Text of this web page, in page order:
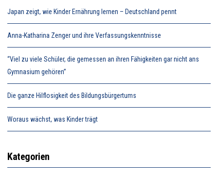
Japan zeigt, wie Kinder Ernährung lernen – Deutschland pennt
Anna-Katharina Zenger und ihre Verfassungskenntnisse
“Viel zu viele Schüler, die gemessen an ihren Fähigkeiten gar nicht ans
Gymnasium gehören”
Die ganze Hilflosigkeit des Bildungsbürgertums
Woraus wächst, was Kinder trägt
Kategorien